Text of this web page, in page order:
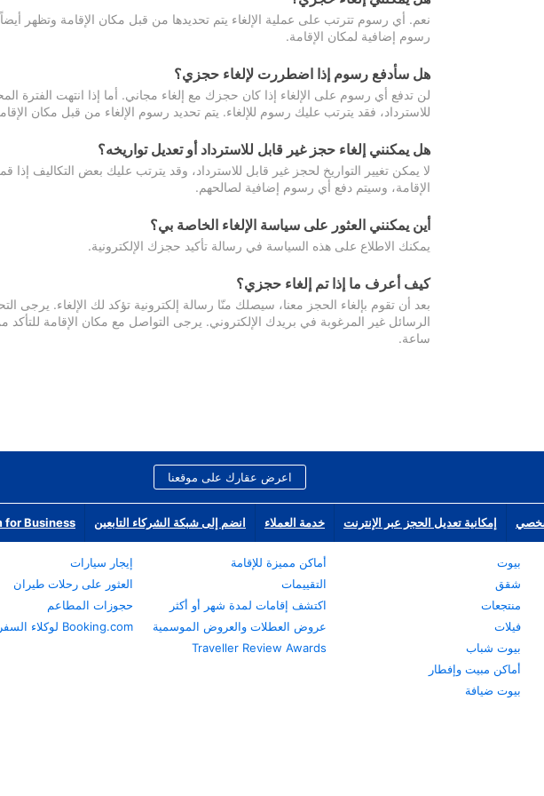
نعم. أي رسوم تترتب على عملية الإلغاء يتم تحديدها من قبل مكان الإقامة وتظهر
رسوم إضافية لمكان الإقامة.
هل سأدفع رسوم إذا اضطررت لإلغاء حجزي؟
لن تدفع أي رسوم على الإلغاء إذا كان حجزك مع إلغاء مجاني. أما إذا انتهت الفترة
للاسترداد، فقد يترتب عليك رسوم للإلغاء. يتم تحديد رسوم الإلغاء من قبل مكان
هل يمكنني إلغاء حجز غير قابل للاسترداد أو تعديل تواريخه؟
لا يمكن تغيير التواريخ لحجز غير قابل للاسترداد، وقد يترتب عليك بعض التكاليف
الإقامة، وسيتم دفع أي رسوم إضافية لصالحهم.
أين يمكنني العثور على سياسة الإلغاء الخاصة بي؟
يمكنك الاطلاع على هذه السياسة في رسالة تأكيد حجزك الإلكترونية.
كيف أعرف ما إذا تم إلغاء حجزي؟
بعد أن تقوم بإلغاء الحجز معنا، سيصلك منّا رسالة إلكترونية تؤكد لك الإلغاء.
ساعة.
اعرض عقارك على موقعنا
إمكانية تعديل الحجز عبر الإنترنت خدمة العملاء انضم إلى شبكة الشركاء التابعين for Business
بيوت
شقق
منتجعات
فيلات
بيوت شباب
أماكن مبيت وإفطار
بيوت ضيافة
أماكن مميزة للإقامة
التقييمات
اكتشف إقامات لمدة شهر أو أكثر
عروض العطلات والعروض الموسمية
Traveller Review Awards
إيجار سيارات
العثور على رحلات طيران
حجوزات المطاعم
Booking.com لوكلاء السفر